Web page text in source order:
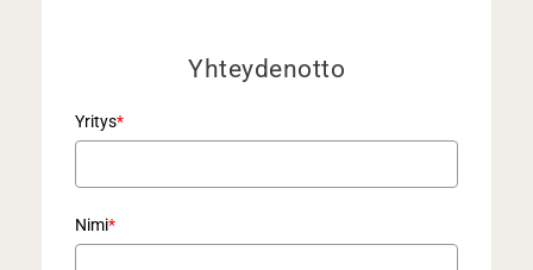
Yhteydenotto
Yritys*
Nimi*